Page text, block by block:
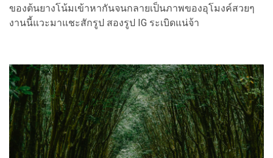
ของต้นยางโน้มเข้าหากันจนกลายเป็นภาพของอุโมงค์สวยๆ
งานนี้แวะมาแชะสักรูป สองรูป IG ระเบิดแน่จ้า